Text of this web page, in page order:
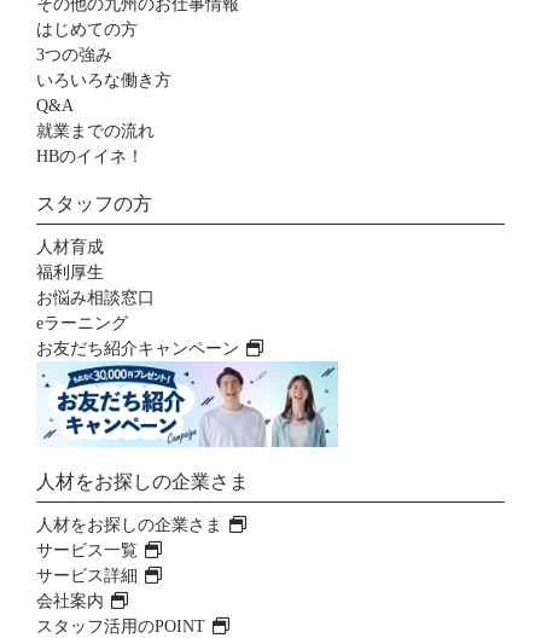
その他の九州のお仕事情報
はじめての方
3つの強み
いろいろな働き方
Q&A
就業までの流れ
HBのイイネ！
スタッフの方
人材育成
福利厚生
お悩み相談窓口
eラーニング
お友だち紹介キャンペーン
人材をお探しの企業さま
人材をお探しの企業さま
サービス一覧
サービス詳細
会社案内
スタッフ活用のPOINT